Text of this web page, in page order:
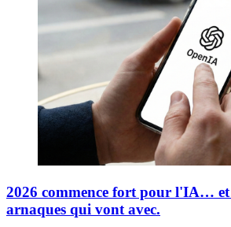
2026 commence fort pour l'IA… et
arnaques qui vont avec.